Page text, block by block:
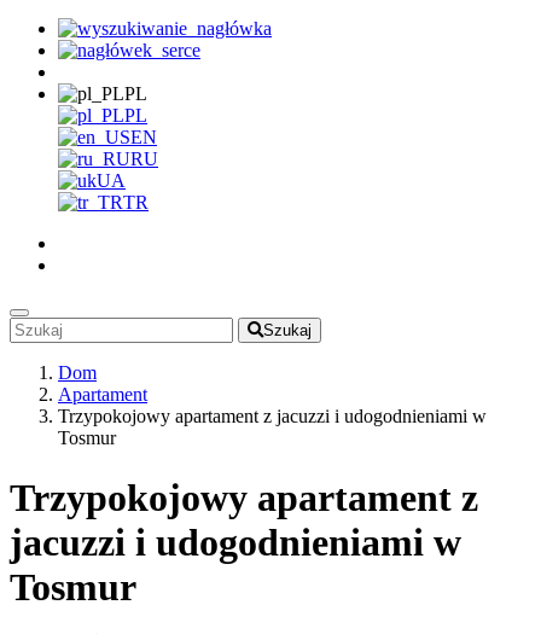
PL
PL
EN
RU
UA
TR
Szukaj
Dom
Apartament
Trzypokojowy apartament z jacuzzi i udogodnieniami w
Tosmur
Trzypokojowy apartament z
jacuzzi i udogodnieniami w
Tosmur